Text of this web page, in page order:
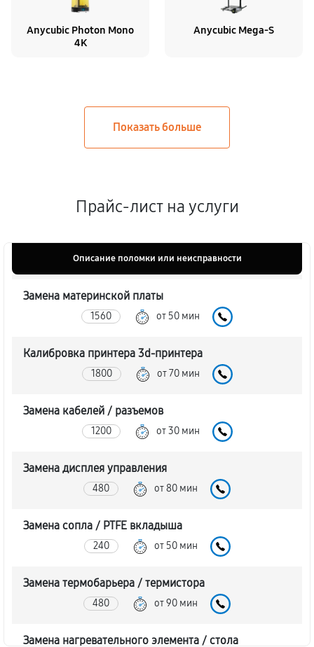
Anycubic Photon Mono
4K
Anycubic Mega-S
Прайс-лист на услуги
Описание поломки или неисправности
Замена материнской платы
1560 от 50 мин
Калибровка принтера 3d-принтера
1800 от 70 мин
Замена кабелей / разъемов
1200 от 30 мин
Замена дисплея управления
480 от 80 мин
Замена сопла / PTFE вкладыша
240 от 50 мин
Замена термобарьера / термистора
480 от 90 мин
Замена нагревательного элемента / стола